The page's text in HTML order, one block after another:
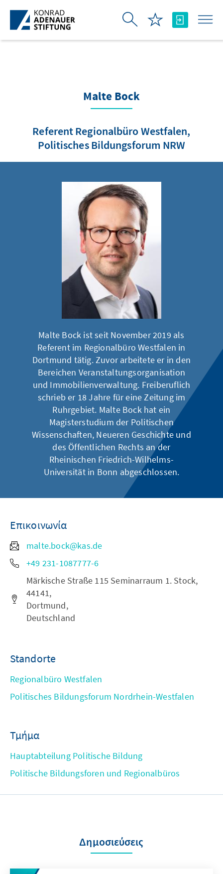
Skip to Main Content
Malte Bock
Referent Regionalbüro Westfalen,
Politisches Bildungsforum NRW
Malte Bock ist seit November 2019 als
Referent im Regionalbüro Westfalen in
Dortmund tätig. Zuvor arbeitete er in den
Bereichen Veranstaltungsorganisation
und Immobilienverwaltung. Freiberuflich
schrieb er 18 Jahre für eine Zeitung im
Ruhrgebiet. Malte Bock hat ein
Magisterstudium der Politischen
Wissenschaften, Neueren Geschichte und
des Öffentlichen Rechts an der
Rheinischen Friedrich-Wilhelms-
Universität in Bonn abgeschlossen.
Επικοινωνία
malte.bock@kas.de
+49 231-1087777-6
Märkische Straße 115 Seminarraum 1. Stock,
44141,
Dortmund,
Deutschland
Standorte
Regionalbüro Westfalen
Politisches Bildungsforum Nordrhein-Westfalen
Τμήμα
Hauptabteilung Politische Bildung
Politische Bildungsforen und Regionalbüros
Δημοσιεύσεις